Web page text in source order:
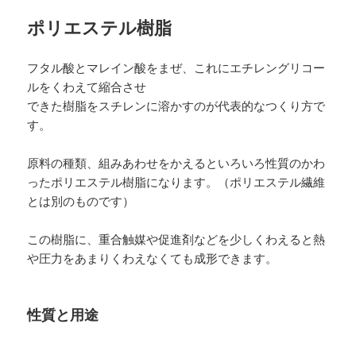
ポリエステル樹脂
フタル酸とマレイン酸をまぜ、これにエチレングリコー
ルをくわえて縮合させ
できた樹脂をスチレンに溶かすのが代表的なつくり方で
す。
原料の種類、組みあわせをかえるといろいろ性質のかわ
ったポリエステル樹脂になります。（ポリエステル繊維
とは別のものです）
この樹脂に、重合触媒や促進剤などを少しくわえると熱
や圧力をあまりくわえなくても成形できます。
性質と用途